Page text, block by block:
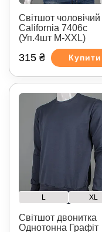
Світшот чоловічий
California 7406с
(Уп.4шт M-XXL)
315 ₴ Купити
L XL
Світшот двонитка
Однотонна Графіт